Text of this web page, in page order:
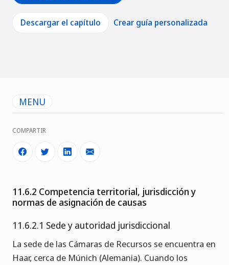
Descargar el capítulo Crear guía personalizada
MENU
COMPARTIR
11.6.2 Competencia territorial, jurisdicción y
normas de asignación de causas
11.6.2.1 Sede y autoridad jurisdiccional
La sede de las Cámaras de Recursos se encuentra en
Haar, cerca de Múnich (Alemania). Cuando los